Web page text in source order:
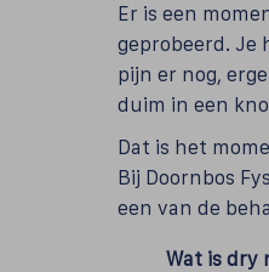
Er is een
geprobeerd. Je
pijn er nog,
duim in een
Dat is het
Bij Doornbos
een van de
Wat is dry